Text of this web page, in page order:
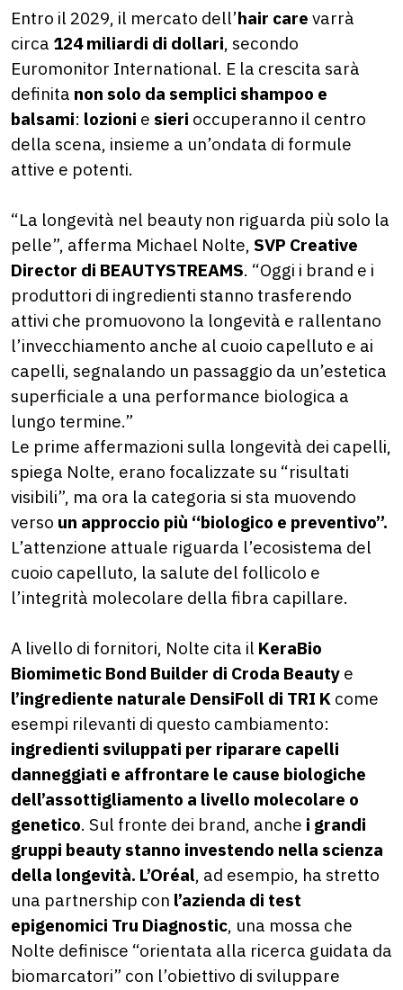
Entro il 2029, il mercato dell’hair care varrà
circa 124 miliardi di dollari, secondo
Euromonitor International. E la crescita sarà
definita non solo da semplici shampoo e
balsami: lozioni e sieri occuperanno il centro
della scena, insieme a un’ondata di formule
attive e potenti.
“La longevità nel beauty non riguarda più solo la
pelle”, afferma Michael Nolte, SVP Creative
Director di BEAUTYSTREAMS. “Oggi i brand e i
produttori di ingredienti stanno trasferendo
attivi che promuovono la longevità e rallentano
l’invecchiamento anche al cuoio capelluto e ai
capelli, segnalando un passaggio da un’estetica
superficiale a una performance biologica a
lungo termine.”
Le prime affermazioni sulla longevità dei capelli,
spiega Nolte, erano focalizzate su “risultati
visibili”, ma ora la categoria si sta muovendo
verso un approccio più “biologico e preventivo”.
L’attenzione attuale riguarda l’ecosistema del
cuoio capelluto, la salute del follicolo e
l’integrità molecolare della fibra capillare.
A livello di fornitori, Nolte cita il KeraBio
Biomimetic Bond Builder di Croda Beauty e
l’ingrediente naturale DensiFoll di TRI K come
esempi rilevanti di questo cambiamento:
ingredienti sviluppati per riparare capelli
danneggiati e affrontare le cause biologiche
dell’assottigliamento a livello molecolare o
genetico. Sul fronte dei brand, anche i grandi
gruppi beauty stanno investendo nella scienza
della longevità. L’Oréal, ad esempio, ha stretto
una partnership con l’azienda di test
epigenomici Tru Diagnostic, una mossa che
Nolte definisce “orientata alla ricerca guidata da
biomarcatori” con l’obiettivo di sviluppare